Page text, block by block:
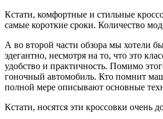
Кстати, комфортные и стильные
самые короткие сроки. Количество
А во второй части обзора мы хотели
эдегантно, несмотря на то, что это
удобство и практичность. Помимо
гоночный автомобиль. Кто помнит
полной мере описывают основные
Кстати, носятся эти кроссовки очень